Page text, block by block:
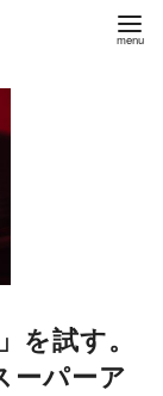
試す。
ーパーア